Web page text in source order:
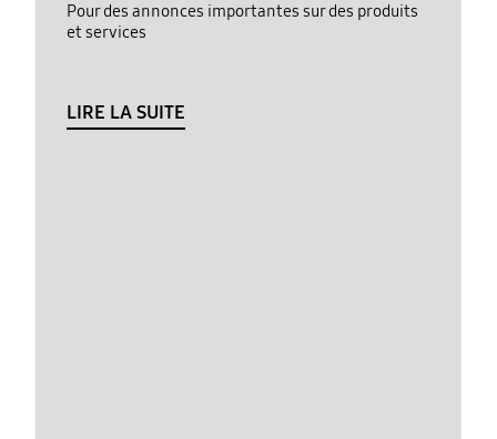
Pour des annonces importantes sur des produits
et services
LIRE LA SUITE